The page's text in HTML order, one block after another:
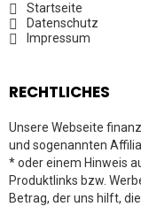
Startseite
Datenschutz
Impressum
RECHTLICHES
Unsere Webseite
und sogenannten
* oder einem Hinweis
Produktlinks bzw.
Betrag, der uns hilft,